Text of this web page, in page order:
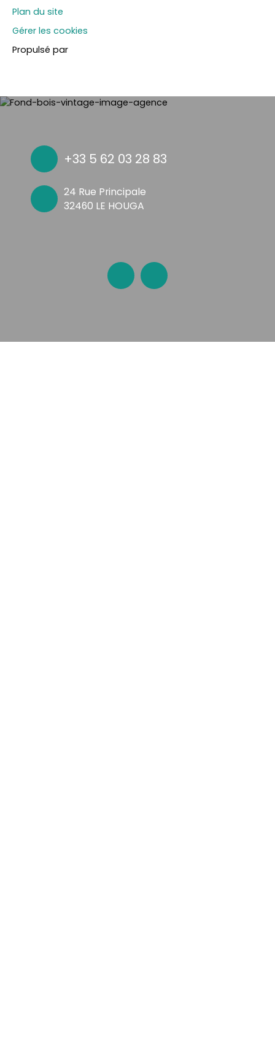
Plan du site
Gérer les cookies
Propulsé par
+33 5 62 03 28 83
24 Rue Principale
32460 LE HOUGA